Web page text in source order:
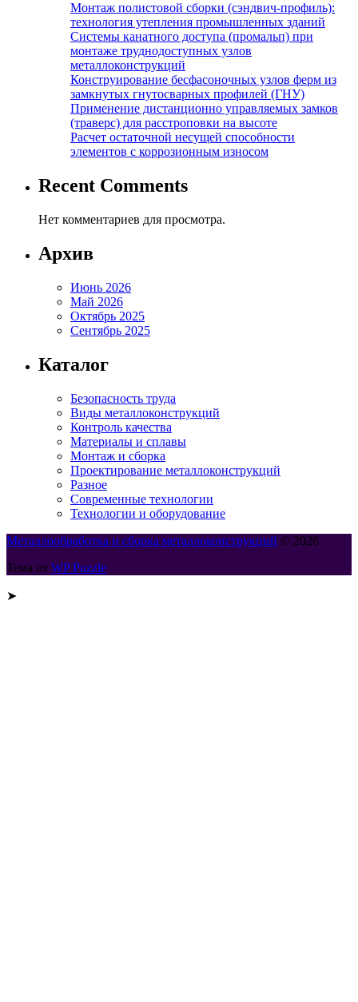
Монтаж полистовой сборки (сэндвич-профиль):
технология утепления промышленных зданий
Системы канатного доступа (промальп) при
монтаже труднодоступных узлов
металлоконструкций
Конструирование бесфасоночных узлов ферм из
замкнутых гнутосварных профилей (ГНУ)
Применение дистанционно управляемых замков
(траверс) для расстроповки на высоте
Расчет остаточной несущей способности
элементов с коррозионным износом
Recent Comments
Нет комментариев для просмотра.
Архив
Июнь 2026
Май 2026
Октябрь 2025
Сентябрь 2025
Каталог
Безопасность труда
Виды металлоконструкций
Контроль качества
Материалы и сплавы
Монтаж и сборка
Проектирование металлоконструкций
Разное
Современные технологии
Технологии и оборудование
Металлообработка и сборка металлоконструкций © 2026
Тема от WP Puzzle
➤